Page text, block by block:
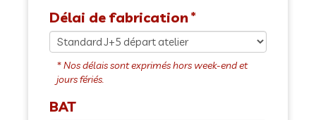
Délai de fabrication
BAT